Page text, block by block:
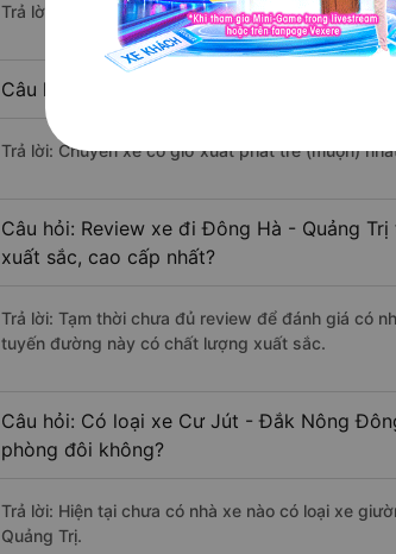
Trả lời: Chuyến xe có giờ xuất phát sớm nhất vào
Câu hỏi: Nhà xe đi Đông Hà - Quảng Trị
Trả lời: Chuyến xe có giờ xuất phát trễ (muộn)
Câu hỏi: Review xe đi Đông Hà - Quảng
xuất sắc, cao cấp nhất?
Trả lời: Tạm thời chưa đủ review để đánh giá có
tuyến đường này có chất lượng xuất sắc.
Câu hỏi: Có loại xe Cư Jút - Đắk Nông
phòng đôi không?
Trả lời: Hiện tại chưa có nhà xe nào có loại xe
Quảng Trị.